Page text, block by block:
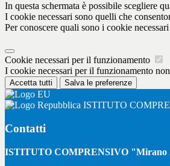
In questa schermata è possibile scegliere
I cookie necessari sono quelli che
Per conoscere quali sono i cookie
Cookie necessari per il funzionamento
I cookie necessari per il funzionamento
Accetta tutti Salva le preferenze
ISTITUTO
Contatti
ISTITUTO COMPRENSIVO "Mirano